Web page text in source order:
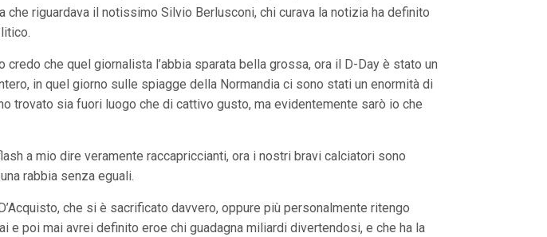
riguardava il notissimo Silvio Berlusconi, chi curava la notizia ha definito
che quel giornalista l’abbia sparata bella grossa, ora il D-Day è stato un
in quel giorno sulle spiagge della Normandia ci sono stati un enormità di
trovato sia fuori luogo che di cattivo gusto, ma evidentemente sarò io che
a mio dire veramente raccapriccianti, ora i nostri bravi calciatori sono
rabbia senza eguali.
che si è sacrificato davvero, oppure più personalmente ritengo
poi mai avrei definito eroe chi guadagna miliardi divertendosi, e che ha la